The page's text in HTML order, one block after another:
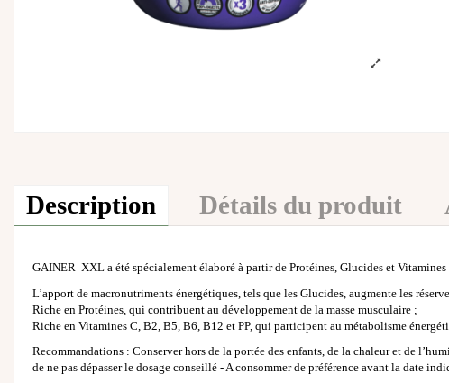
Description Détails du produit
GAINER XXL a été spécialement élaboré à partir de Protéines, Glucides et Vitamines
L’apport de macronutriments énergétiques, tels que les Glucides, augmente les
Riche en Protéines, qui contribuent au développement de la masse musculaire ;
Riche en Vitamines C, B2, B5, B6, B12 et PP, qui participent au métabolisme
Recommandations : Conserver hors de la portée des enfants, de la chaleur et de
de ne pas dépasser le dosage conseillé - A consommer de préférence avant la date